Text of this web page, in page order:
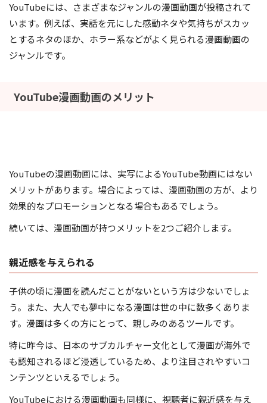
YouTubeには、さまざまなジャンルの漫画動画が投稿されて
います。例えば、実話を元にした感動ネタや気持ちがスカッ
とするネタのほか、ホラー系などがよく見られる漫画動画の
ジャンルです。
YouTube漫画動画のメリット
YouTubeの漫画動画には、実写によるYouTube動画にはない
メリットがあります。場合によっては、漫画動画の方が、より
効果的なプロモーションとなる場合もあるでしょう。
続いては、漫画動画が持つメリットを2つご紹介します。
親近感を与えられる
子供の頃に漫画を読んだことがないという方は少ないでしょ
う。また、大人でも夢中になる漫画は世の中に数多くありま
す。漫画は多くの方にとって、親しみのあるツールです。
特に昨今は、日本のサブカルチャー文化として漫画が海外で
も認知されるほど浸透しているため、より注目されやすいコ
ンテンツといえるでしょう。
YouTubeにおける漫画動画も同様に、視聴者に親近感を与え